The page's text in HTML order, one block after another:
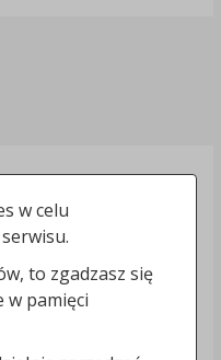
w celu
to zgadzasz się
w pamięci